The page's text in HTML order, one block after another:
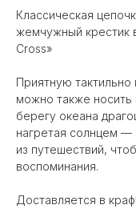
Классическая
жемчужный крестик
Cross»
Приятную тактильно
можно также носить
берегу океана
нагретая солнцем —
из путешествий,
воспоминания.
Доставляется в